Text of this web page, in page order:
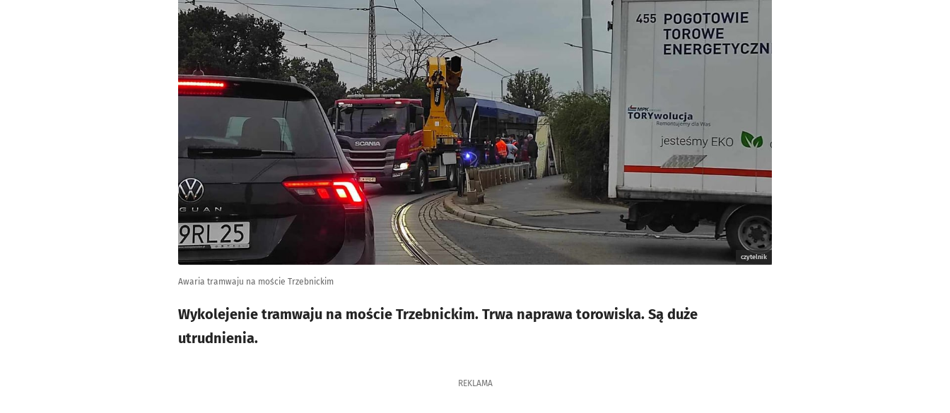
czytelnik
Awaria tramwaju na moście Trzebnickim
Wykolejenie tramwaju na moście Trzebnickim. Trwa naprawa torowiska. Są duże
utrudnienia.
REKLAMA